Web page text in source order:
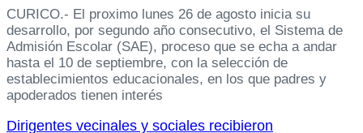
CURICO.- El proximo lunes 26 de agosto inicia su
desarrollo, por segundo año consecutivo, el Sistema de
Admisión Escolar (SAE), proceso que se echa a andar
hasta el 10 de septiembre, con la selección de
establecimientos educacionales, en los que padres y
apoderados tienen interés
Dirigentes vecinales y sociales recibieron